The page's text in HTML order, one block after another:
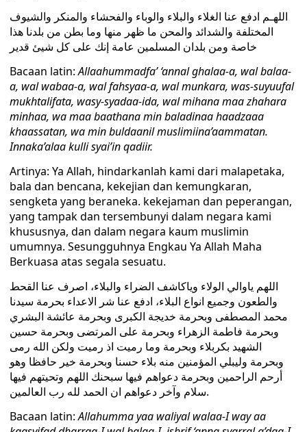
اللهـم ادفع عنا الغلاء والبلاء والوباء والفحشاء والمنكر والشيوف
المختلفة والشدائد والمحن ما ظهر منها وما بطن من بلدنا هذا
خاصة ومن بلدان المسلمين عامة إنك على كل شيئ قدير
Bacaan latin:Allaahummadfa’ ‘annal ghalaa-a, wal balaa-
a, wal wabaa-a, wal fahsyaa-a, wal munkara, was-suyuufal
mukhtalifata, wasy-syadaa-ida, wal mihana maa zhahara
minhaa, wa maa baathana min baladinaa haadzaaa
khaassatan, wa min buldaanil muslimiina’aammatan.
Innaka’alaa kulli syai’in qadiir.
Artinya: Ya Allah, hindarkanlah kami dari malapetaka,
bala dan bencana, kekejian dan kemungkaran,
sengketa yang beraneka. kekejaman dan peperangan,
yang tampak dan tersembunyi dalam negara kami
khususnya, dan dalam negara kaum muslimin
umumnya. Sesungguhnya Engkau Ya Allah Maha
Berkuasa atas segala sesuatu.
اللهم ياوالي الولاء وياكاشف الضراء والبلاء، اصرف عنا القحط
والطعون وجميع انواع البلاء، ادفع عنا شر الاعداء بحرمة سيدنا
محمد المصطفى وبحرمة خديجة الكبرى وبحرمة عائشة البشري
وبحرمة فاطمة الزهراء وبحرمة على المرتضى وبحرمة حسين
الشهيد بكربلاء وبحرمة وما رميت اذ رميت ولكن الله رمى
وبحرمة وليبلي المؤمنين منه بلاء حسنا وبحرمة خیر حافظا وهو
أرحم الراحمين وبحرمة دعواهم فيها سبحنك اللهم وتحيتهم فيها
سلام وآخر دعواهم ان الحمد لله رب العالمين.
Bacaan latin:Allahumma yaa waliyal walaa-I way aa